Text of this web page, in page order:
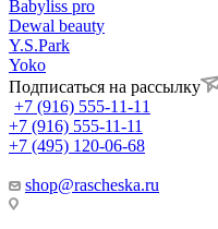
Babyliss pro
Dewal beauty
Y.S.Park
Yoko
Подписаться на рассылку
+7 (916) 555-11-11
+7 (916) 555-11-11
+7 (495) 120-06-68
shop@rascheska.ru